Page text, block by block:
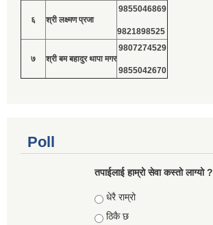
६ श्री लक्ष्मण प्रजा
9855046869
9821898525
७ श्री बम बहादुर थापा मगर
9807274529
9855042670
Poll
तपाईलाई हाम्रो सेवा कस्तो लाग्यो ?
Choices
धेरै राम्रो
ठिकै छ